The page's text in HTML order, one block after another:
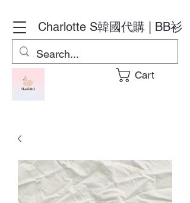
Charlotte S韓國代購 | BB衫
Cart